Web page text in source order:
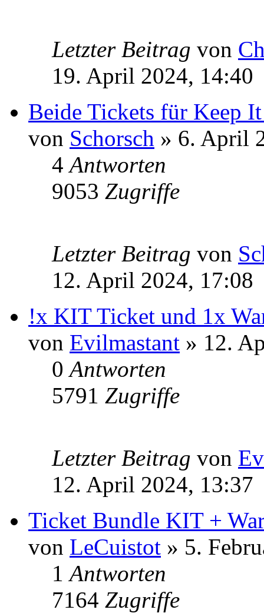
Letzter Beitrag von
19. April 2024, 14:40
Beide Tickets für Keep
von Schorsch » 6. April
4Antworten
9053 Zugriffe
Letzter Beitrag von
12. April 2024, 17:08
!x KIT Ticket und 1x
von Evilmastant » 12.
0Antworten
5791 Zugriffe
Letzter Beitrag von
12. April 2024, 13:37
Ticket Bundle KIT +
von LeCuistot » 5.
1Antworten
7164 Zugriffe